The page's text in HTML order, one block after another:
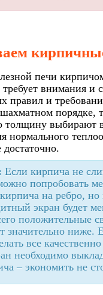
печи
внимания и
правил и
шахматном порядке,
толщину выбирают
нормального
достаточно.
Если кирпича не
попробовать
на ребро, но
экран будет
положительные
значительно ниже.
все
необходимо
– экономить не